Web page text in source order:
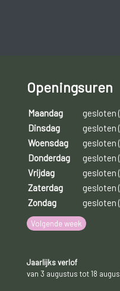
Openingsuren
Maandag
gesloten
Dinsdag
gesloten
Woensdag
gesloten
Donderdag
gesloten
Vrijdag
gesloten
Zaterdag
gesloten
Zondag
gesloten
Volgende week
Jaarlijks verlof
van 3 augustus tot 18